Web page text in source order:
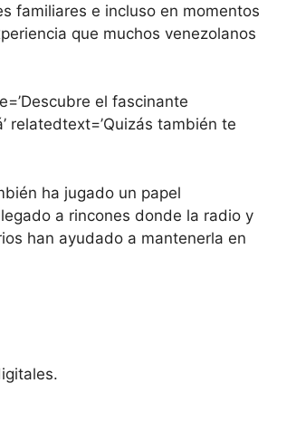
familiares e incluso en momentos
que muchos venezolanos
el fascinante
relatedtext=’Quizás también te
ha jugado un papel
a rincones donde la radio y
han ayudado a mantenerla en